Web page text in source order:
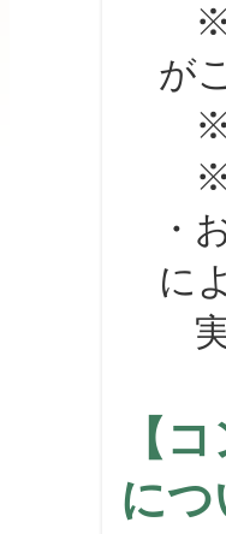
※ク
が
※一
※「
・
に
実
【
に